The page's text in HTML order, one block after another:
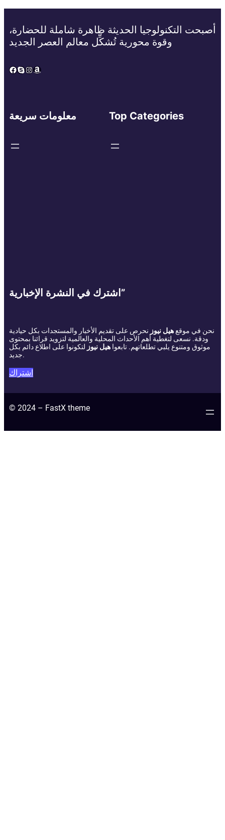
أصبحت التكنولوجيا الحديثة ظاهرة شاملة للحضارة،
وقوة محورية تُشكِّل معالم العصر الجديد
Facebook
Skype
Instagram
Amazon
معلومات سريعة Top Categories
اشترك في النشرة الإخبارية”
نحن في موقعهيل نيوز نحرص على تقديم الأخبار والمستجدات بكل حيادية
ودقة. نسعى لتغطية أهم الأحداث المحلية والعالمية لتزويد قرائنا بمحتوى
موثوق ومتنوع يلبي تطلعاتهم. تابعوا هيل نيوز لتكونوا على اطلاع دائم بكل
جديد.
اشتراك
© 2024 – FastX theme